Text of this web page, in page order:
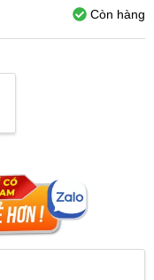
Còn hàng